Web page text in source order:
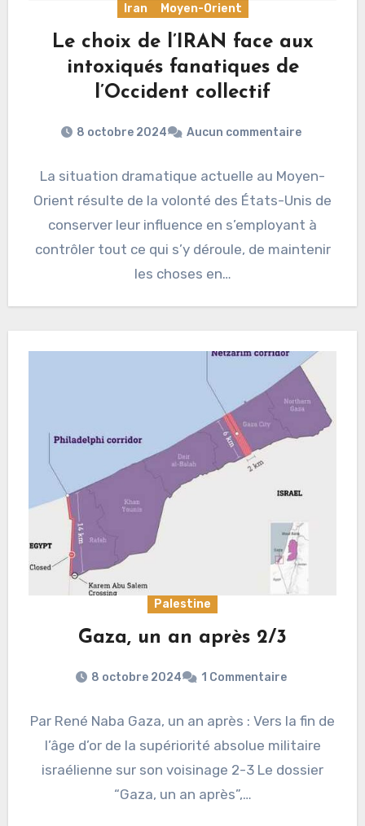
Iran Moyen-Orient
Le choix de l’IRAN face aux
intoxiqués fanatiques de
l’Occident collectif
8 octobre 2024 Aucun commentaire
La situation dramatique actuelle au Moyen-
Orient résulte de la volonté des États-Unis de
conserver leur influence en s’employant à
contrôler tout ce qui s’y déroule, de maintenir
les choses en…
Palestine
Gaza, un an après 2/3
8 octobre 2024 1 Commentaire
Par René Naba Gaza, un an après : Vers la fin de
l’âge d’or de la supériorité absolue militaire
israélienne sur son voisinage 2-3 Le dossier
“Gaza, un an après”,…